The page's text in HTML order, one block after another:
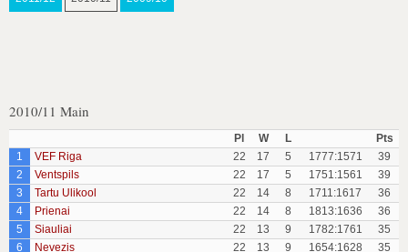
2010/11 Main
Pl W L
Pts
1
VEF Riga 22 17 5 1777:1571
39
2
Ventspils 22 17 5 1751:1561
39
3
Tartu Ulikool 22 14 8 1711:1617
36
4
Prienai 22 14 8 1813:1636
36
5
Siauliai 22 13 9 1782:1761
35
6
Nevezis 22 13 9 1654:1628
35